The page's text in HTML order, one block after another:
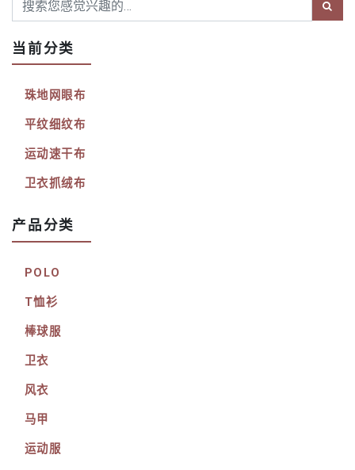
当前分类
珠地网眼布
平纹细纹布
运动速干布
卫衣抓绒布
产品分类
POLO
T恤衫
棒球服
卫衣
风衣
马甲
运动服